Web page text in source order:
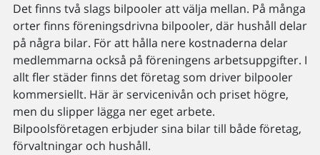
Det finns två slags bilpooler att välja mellan. På många
orter finns föreningsdrivna bilpooler, där hushåll delar
på några bilar. För att hålla nere kostnaderna delar
medlemmarna också på föreningens arbetsuppgifter. I
allt fler städer finns det företag som driver bilpooler
kommersiellt. Här är servicenivån och priset högre,
men du slipper lägga ner eget arbete.
Bilpoolsföretagen erbjuder sina bilar till både företag,
förvaltningar och hushåll.